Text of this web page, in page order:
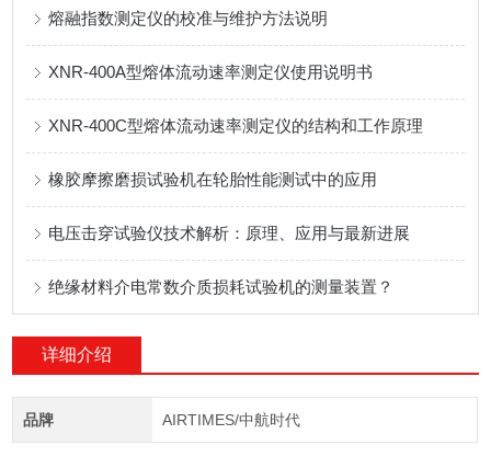
熔融指数测定仪的校准与维护方法说明
XNR-400A型熔体流动速率测定仪使用说明书
XNR-400C型熔体流动速率测定仪的结构和工作原理
橡胶摩擦磨损试验机在轮胎性能测试中的应用
电压击穿试验仪技术解析：原理、应用与最新进展
绝缘材料介电常数介质损耗试验机的测量装置？
详细介绍
品牌 AIRTIMES/中航时代